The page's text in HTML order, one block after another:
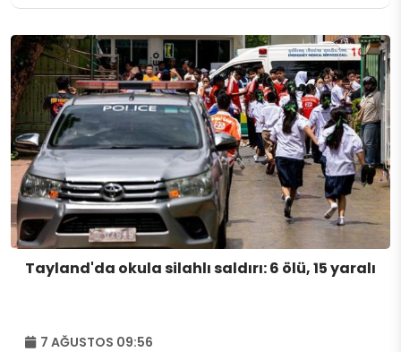
Tayland'da okula silahlı saldırı: 6 ölü, 15 yaralı
7 AĞUSTOS 09:56